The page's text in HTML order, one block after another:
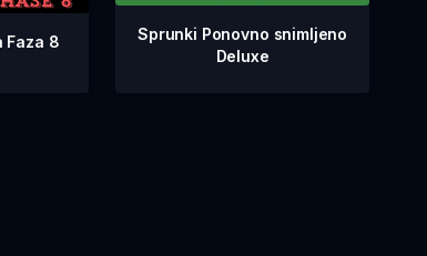
Faza 8
Sprunki Ponovno snimljeno
Deluxe